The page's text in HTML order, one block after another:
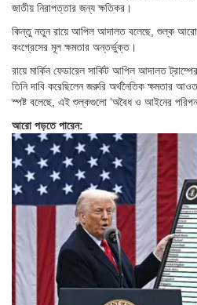
জাতীয় নিরাপত্তার জন্য ক্ষতিকর।
কিন্তু নতুন রায়ে আপিল আদালত বলেছে, শুল্ক আরোপ
কংগ্রেসের মূল ক্ষমতার অন্তর্ভুক্ত।
রায়ে মার্কিন ফেডারেল সার্কিট আপিল আদালত
তিনি দাবি করেছিলেন জরুরি অর্থনৈতিক ক্ষমতার
স্পষ্ট বলেছে, এই শুল্কগুলো ‘অবৈধ ও আইনের
আরো পড়তে পারেন: